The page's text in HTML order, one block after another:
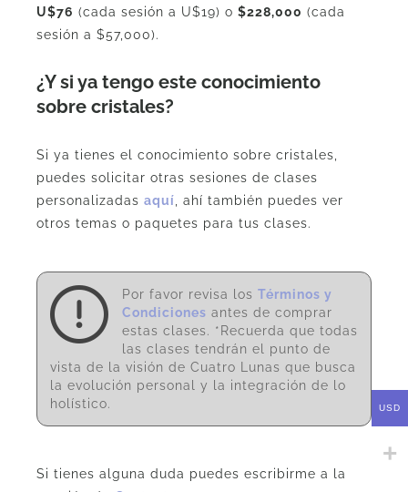
U$76 (cada sesión a U$19) o $228,000 (cada
sesión a $57,000).
¿Y si ya tengo este conocimiento
sobre cristales?
Si ya tienes el conocimiento sobre cristales,
puedes solicitar otras sesiones de clases
personalizadas aquí , ahí también puedes ver
otros temas o paquetes para tus clases.
Por favor revisa los Términos y
Condiciones antes de comprar
estas clases. *Recuerda que todas
las clases tendrán el punto de
vista de la visión de Cuatro Lunas que busca
la evolución personal y la integración de lo
holístico.
Si tienes alguna duda puedes escribirme a la
USD